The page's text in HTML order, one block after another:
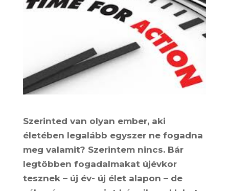
Szerinted van olyan ember, aki
életében legalább egyszer ne fogadna
meg valamit? Szerintem nincs. Bár
legtöbben fogadalmakat újévkor
tesznek – új év- új élet alapon – de